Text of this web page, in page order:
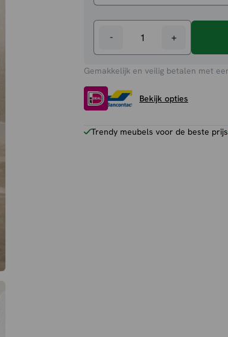
-
Fenna
aantal
+
Gemakkelijk en veilig betalen met
Bekijk opties
Trendy meubels voor de beste prijs